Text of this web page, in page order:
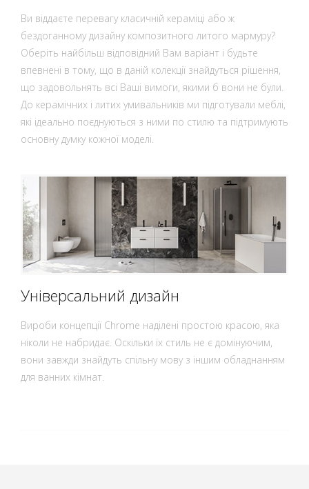
Ви віддаєте перевагу класичній кераміці або ж
бездоганному дизайну композитного литого мармуру?
Оберіть найбільш відповідний Вам варіант і будьте
впевнені в тому, що в даній колекції знайдуться рішення,
що задовольнять всі Ваші вимоги, якими б вони не були.
До керамічних і литих умивальників ми підготували меблі,
які ідеально поєднуються з ними по стилю та підтримують
основну думку кожної моделі.
Універсальний дизайн
Вироби концепції Chrome наділені простою красою, яка
ніколи не набридає. Оскільки їх стиль не є домінуючим,
вони завжди знайдуть спільну мову з іншим обладнанням
для ванних кімнат.